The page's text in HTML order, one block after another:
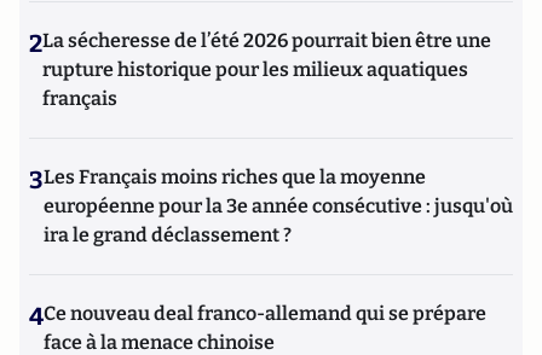
2La sécheresse de l’été 2026 pourrait bien être une
rupture historique pour les milieux aquatiques
français
3Les Français moins riches que la moyenne
européenne pour la 3e année consécutive : jusqu'où
ira le grand déclassement ?
4Ce nouveau deal franco-allemand qui se prépare
face à la menace chinoise